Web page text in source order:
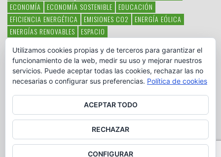
ECONOMÍA
ECONOMÍA SOSTENIBLE
EDUCACIÓN
EFICIENCIA ENERGÉTICA
EMISIONES CO2
ENERGÍA EÓLICA
ENERGÍAS RENOVABLES
ESPACIO
HAMBRE LATINOAMÉRICA MEDIO AMBIENTE
MÉXICO
OBJETIVOS DEL MILENIO
ONGS PAZ POBREZA POESÍA
POLITICA
PUEBLOS INDÍGENAS RSC RSE
SOBERANÍA ALIMENTARIA
SOLIDARIDAD SOSTENIBILIDAD TECNOLOGÍA VERTIDO PETROLEO
Utilizamos cookies propias y de terceros para garantizar el
funcionamiento de la web, medir su uso y mejorar nuestros
servicios. Puede aceptar todas las cookies, rechazar las no
necesarias o configurar sus preferencias. Política de cookies
ACEPTAR TODO
RECHAZAR
CONFIGURAR